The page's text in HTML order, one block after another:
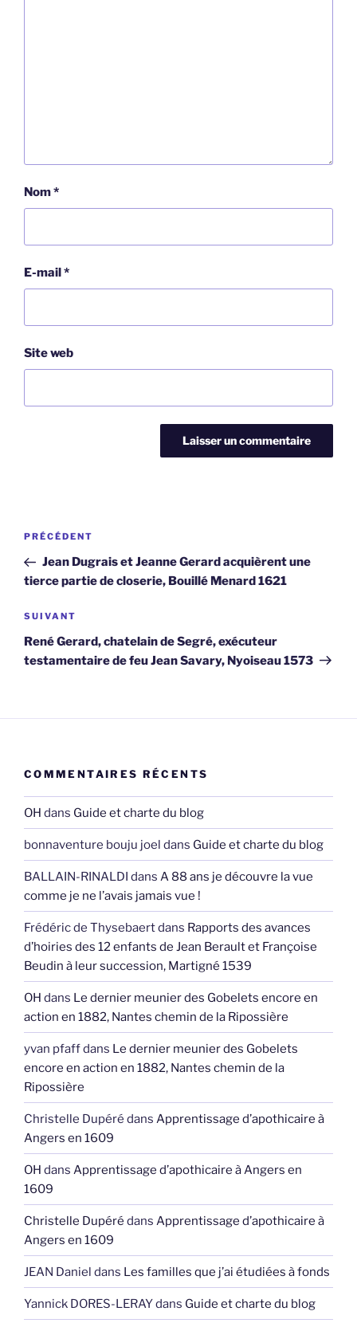
Nom*
E-mail*
Site web
Navigation
l’article
Article
précédent
PRÉCÉDENT
Jean Dugrais et Jeanne Gerard acquièrent une
tierce partie de closerie, Bouillé Menard 1621
Article
suivant
SUIVANT
René Gerard, chatelain de Segré, exécuteur
testamentaire de feu Jean Savary, Nyoiseau 1573
COMMENTAIRES RÉCENTS
OH dans Guide et charte du blog
bonnaventure bouju joel dans Guide et charte du blog
BALLAIN-RINALDI dans A 88 ans je découvre la vue
comme je ne l’avais jamais vue !
Frédéric de Thysebaertdans Rapports des avances
d’hoiries des 12 enfants de Jean Berault et Françoise
Beudin à leur succession, Martigné 1539
OH dans Le dernier meunier des Gobelets encore en
action en 1882, Nantes chemin de la Ripossière
yvan pfaffdans Le dernier meunier des Gobelets
encore en action en 1882, Nantes chemin de la
Ripossière
Christelle Dupéré dans Apprentissage d’apothicaire à
Angers en 1609
OH dans Apprentissage d’apothicaire à Angers en
1609
Christelle Dupéré dans Apprentissage d’apothicaire à
Angers en 1609
JEAN Daniel dans Les familles que j’ai étudiées à fonds
Yannick DORES-LERAYdans Guide et charte du blog